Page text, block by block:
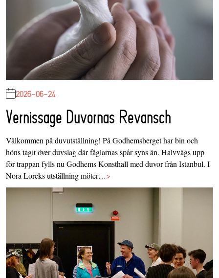
2026-06-24
Vernissage Duvornas Revansch
Välkommen på duvutställning! På Godhemsberget har bin och
höns tagit över duvslag där fåglarnas spår syns än. Halvvägs upp
för trappan fylls nu Godhems Konsthall med duvor från Istanbul. I
Nora Loreks utställning möter…>